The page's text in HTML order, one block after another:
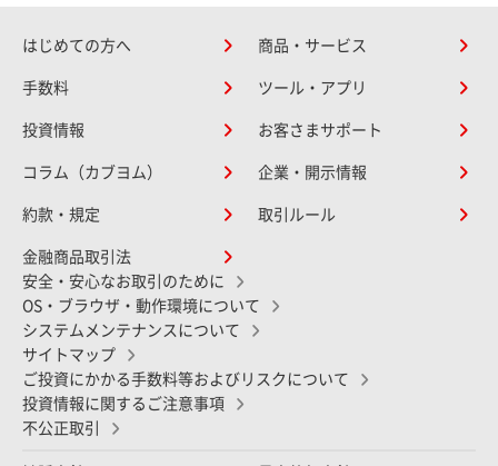
はじめての方へ 商品・サービス
手数料 ツール・アプリ
投資情報 お客さまサポート
コラム（カブヨム） 企業・開示情報
約款・規定 取引ルール
金融商品取引法
安全・安心なお取引のために
OS・ブラウザ・動作環境について
システムメンテナンスについて
サイトマップ
ご投資にかかる手数料等およびリスクについて
投資情報に関するご注意事項
不公正取引